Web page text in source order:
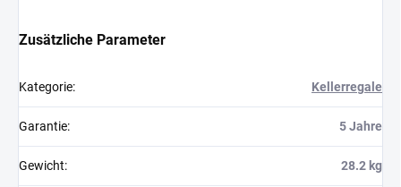
Zusätzliche Parameter
Kategorie: Kellerregale
Garantie: 5 Jahre
Gewicht: 28.2 kg